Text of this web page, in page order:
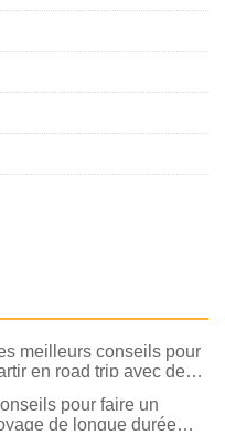
meilleurs conseils pour
en road trip avec des
pour faire un
de longue durée